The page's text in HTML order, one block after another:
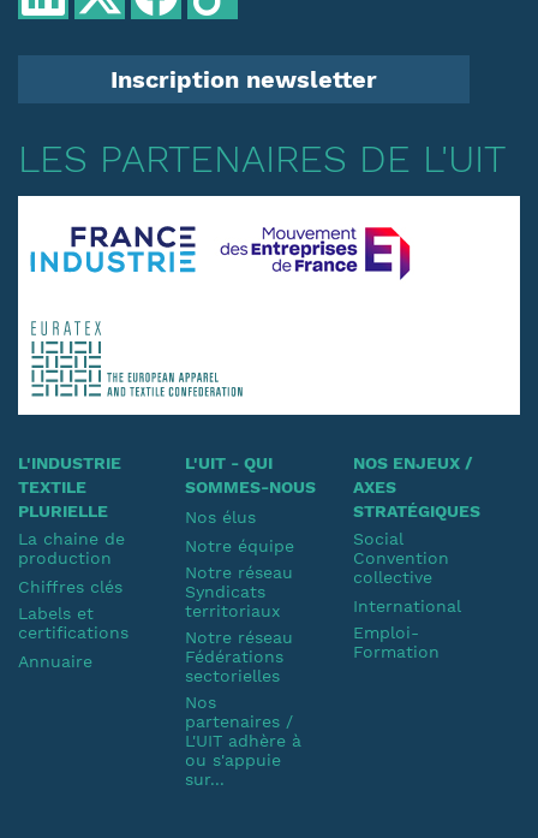
Inscription newsletter
LES PARTENAIRES DE L'UIT
L'INDUSTRIE
TEXTILE
PLURIELLE
La chaine de
production
Chiffres clés
Labels et
certifications
Annuaire
L'UIT - QUI
SOMMES-NOUS
Nos élus
Notre équipe
Notre réseau
Syndicats
territoriaux
Notre réseau
Fédérations
sectorielles
Nos
partenaires /
L'UIT adhère à
ou s'appuie
sur...
NOS ENJEUX /
AXES
STRATÉGIQUES
Social
Convention
collective
International
Emploi-
Formation